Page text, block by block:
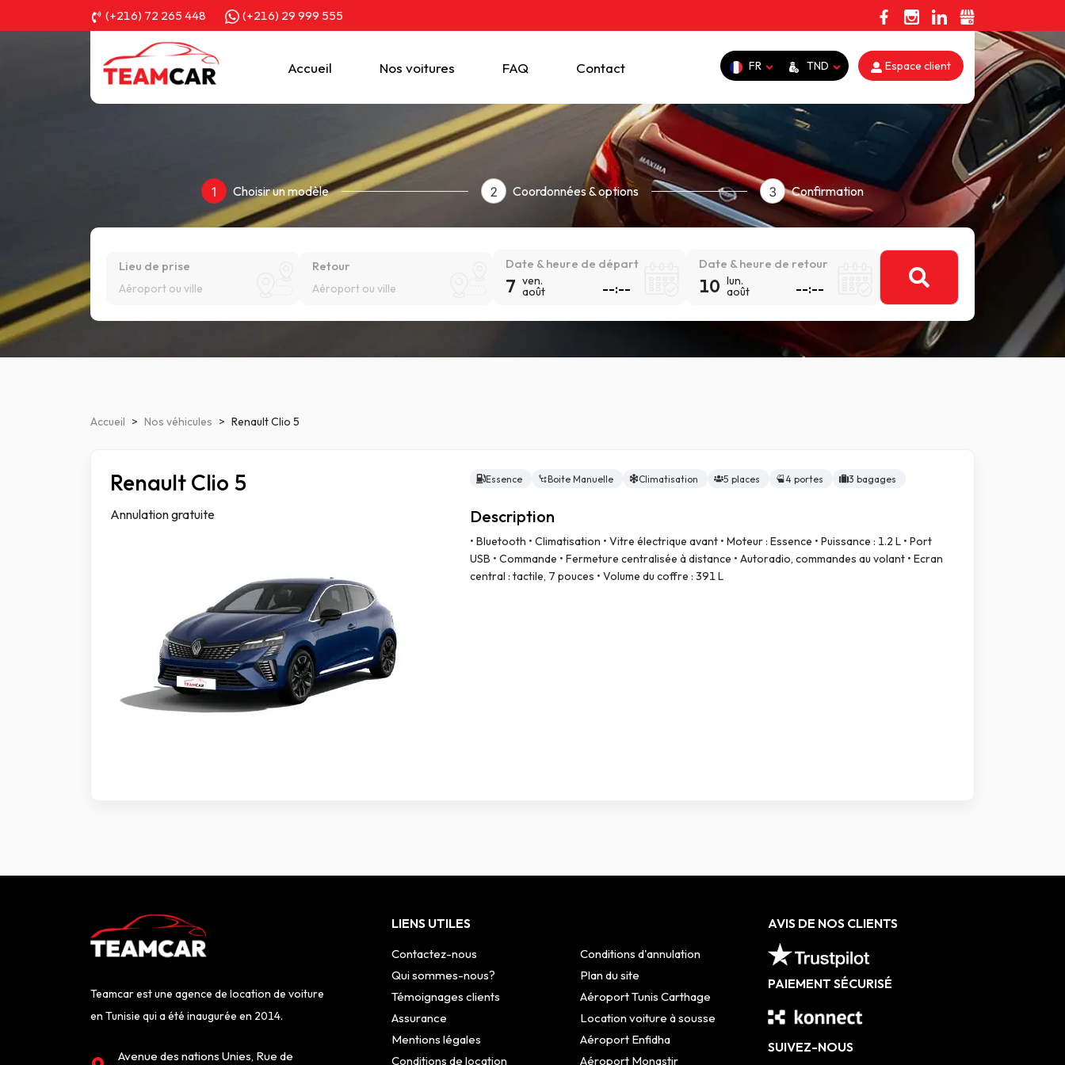
(+216) 72 265 448 (+216) 29 999 555
Accueil Nos voitures FAQ Contact FR TND Espace client
1 Choisir un modèle 2 Coordonnées & options 3 Confirmation
Lieu de prise
Aéroport ou ville
Retour
Aéroport ou ville
Date & heure de départ
7 ven.
août
Date & heure de retour
10 lun.
août
Accueil > Nos véhicules > Renault Clio 5
Renault Clio 5
Annulation gratuite
Essence Boite Manuelle Climatisation 5 places 4 portes 3 bagages
Description
• Bluetooth • Climatisation • Vitre électrique avant • Moteur : Essence • Puissance : 1.2 L • Port
USB • Commande • Fermeture centralisée à distance • Autoradio, commandes au volant • Ecran
central : tactile, 7 pouces • Volume du coffre : 391 L
Teamcar est une agence de location de voiture
en Tunisie qui a été inaugurée en 2014.
Avenue des nations Unies, Rue de
LIENS UTILES
Contactez-nous
Qui sommes-nous?
Témoignages clients
Assurance
Mentions légales
Conditions de location
Conditions d'annulation
Plan du site
Aéroport Tunis Carthage
Location voiture à sousse
Aéroport Enfidha
Aéroport Monastir
AVIS DE NOS CLIENTS
PAIEMENT SÉCURISÉ
SUIVEZ-NOUS